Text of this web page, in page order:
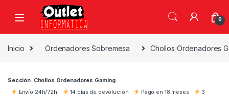
Saltar a la navegación
Saltar al contenido
0
Inicio Ordenadores Sobremesa Chollos Ordenadores
Sección Chollos Ordenadores Gaming.
Envío 24h/72h
14 días de devolución Pago en 18 meses
3